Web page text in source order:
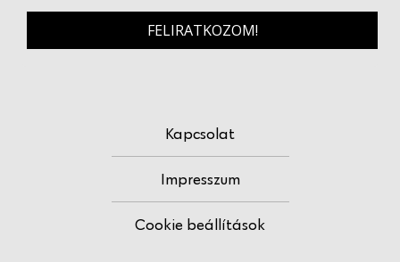
FELIRATKOZOM!
Kapcsolat
Impresszum
Cookie beállítások